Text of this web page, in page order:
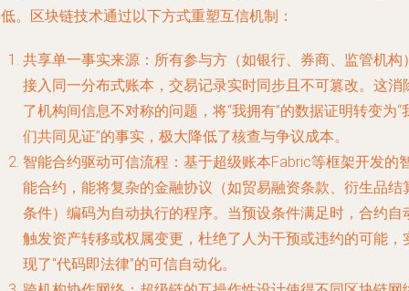
。区块链技术通过以下方式重塑互信机制：
共享单一事实来源 ：所有参与方（如银行、券商、监管机构
接入同一分布式账本，交易记录实时同步且不可篡改。这消
了机构间信息不对称的问题，将“我拥有”的数据证明转变为“
们共同见证”的事实，极大降低了核查与争议成本。
智能合约驱动可信流程 ：基于超级账本Fabric等框架开发的
能合约，能将复杂的金融协议（如贸易融资条款、衍生品结
条件）编码为自动执行的程序。当预设条件满足时，合约自
触发资产转移或权属变更，杜绝了人为干预或违约的可能，
现了“代码即法律”的可信自动化。